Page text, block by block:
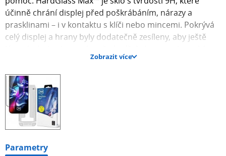
účinně chrání displej před poškrábáním, nárazy a
prasklinami – i v kontaktu s klíči nebo mincemi. Pokrývá
celý displej a hrany byly dodatečně zesíleny, aby ještě
poškozením. Produkt je plně kompatibilní s FaceID a
čtečkami otisků prstů, díky čemuž neovlivňuje komfort
používání zařízení. Tvrdost 9H – odolné proti poškrábání
Pokrývá celou obrazovku – chrání také hrany
Kompatibilní s FaceID a čtečkami otisků prstů – funguje
plynule, bez zpoždění a chyb Tloušťka: 0,33 mm
Vlastnosti produktu: montážní rám v sadě, tvrdost 9H,
zesílené hrany, pokrývá celou obrazovku, kompatibilní s
Zobrazit více
Parametry